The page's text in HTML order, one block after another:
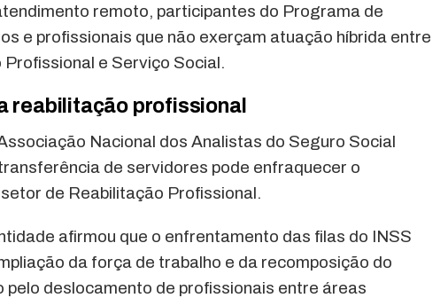
remoto, participantes do Programa de
e profissionais que não exerçam atuação híbrida entre
e Serviço Social.
reabilitação profissional
Nacional dos Analistas do Seguro Social
de servidores pode enfraquecer o
de Reabilitação Profissional.
afirmou que o enfrentamento das filas do INSS
da força de trabalho e da recomposição do
pelo deslocamento de profissionais entre áreas